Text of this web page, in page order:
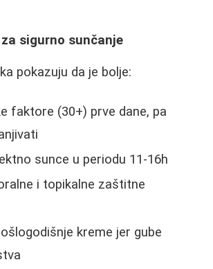
sigurno sunčanje
pokazuju da je bolje:
faktore (30+) prve dane, pa
sunce u periodu 11-16h
i topikalne zaštitne
kreme jer gube